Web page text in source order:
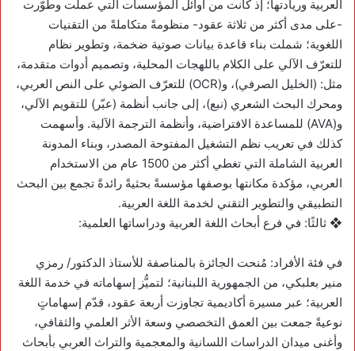
العربية وريادتها؛ إذ كانت من أوائل المؤسسات التي عملت وطوّرت
-على مدى أكثر من ثلاثة عقود- منظومةً متكاملةً من التقنيات
اللغوية؛ شملت بناء قاعدة بيانات صوتية ضخمة، وتطوير نظام
للتعرّف الآلي على الكلام باللهجات المحلية، وتصميم أدوات متقدمة،
مثل: (الخليل الصرفي)، و(OCR) للتعرّف الضوئي على النص العربي،
ومحرك البحث الشعري (نبع)، إلى جانب أنظمة (عبّر) للتقويم الآلي،
و(AVA) للمساعدة الافتراضية، وأنظمة الترجمة الآلية. وأسهمت
كذلك في تعريب نظم التشغيل المفتوحة المصدر، وبناء المدونة
العربية الشاملة التي تغطي أكثر من 1500 عام من الاستخدام
العربي، مؤكدة مكانتها بوصفها مؤسسةً بحثيةً رائدةً تجمع بين البحث
التطبيقي والتطوير التقني لخدمة اللغة العربية.
❖ ثالثًا: في فرع أبحاث اللغة العربية ودراساتها العلمية:
في فئة الأفراد: مُنحت الجائزة بالمناصفة للأستاذ الدكتور/ رمزي
منير بعلبكي، من الجمهورية اللبنانية؛ لتميُّز إسهاماته في خدمة اللغة
العربية؛ عبر مسيرة أكاديمية تجاوزت أربعة عقود، قدّم إسهاماتٍ
نوعيةً جمعت بين العمق التخصصي وسعة الأثر العلمي والثقافي،
وأغنى ميدان الدراسات اللسانية والمعجمية والتراث العربي بأبحاث